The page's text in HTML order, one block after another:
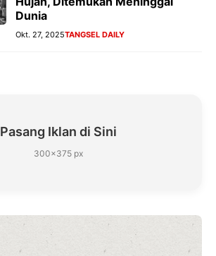
Dunia
Okt. 27, 2025TANGSEL DAILY
Pasang Iklan di Sini
300×375 px